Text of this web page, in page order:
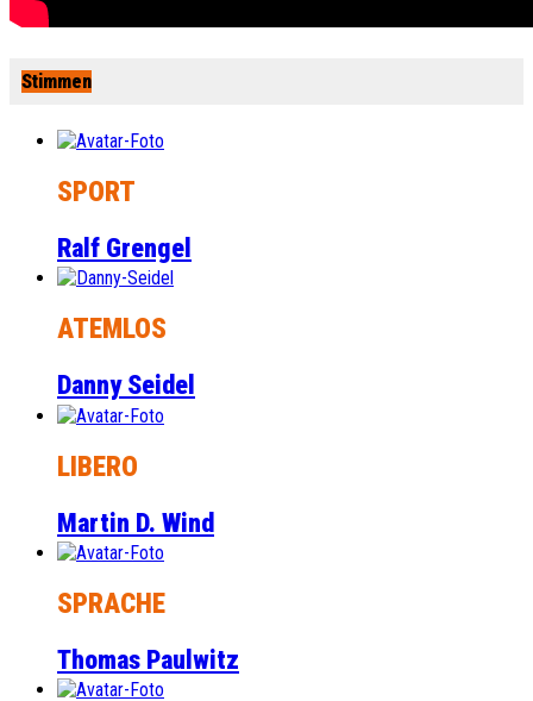
Stimmen
SPORT
Ralf Grengel
ATEMLOS
Danny Seidel
LIBERO
Martin D. Wind
SPRACHE
Thomas Paulwitz